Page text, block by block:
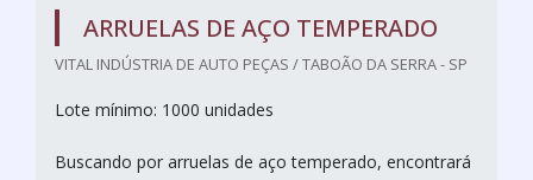
ARRUELAS DE AÇO TEMPERADO
VITAL INDÚSTRIA DE AUTO PEÇAS / TABOÃO DA SERRA - SP
Lote mínimo: 1000 unidades
Buscando por arruelas de aço temperado, encontrará